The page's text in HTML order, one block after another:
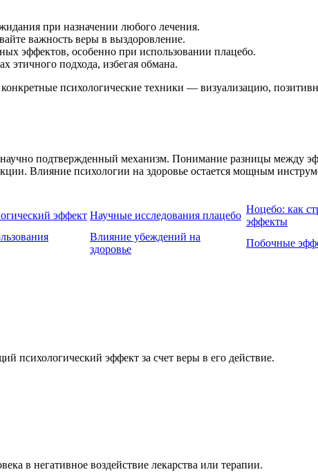
при назначении любого лечения.
важность веры в выздоровление.
эффектов, особенно при использовании плацебо.
этичного подхода, избегая обмана.
психологические техники — визуализацию,
подтвержденный механизм. Понимание разницы между
Влияние психологии на здоровье остается мощным
эффект Научные исследования плацебо
Ноцебо: как
эффекты
Влияние убеждений на
здоровье
Побочные
психологический эффект за счет веры в его действие.
в негативное воздействие лекарства или терапии.